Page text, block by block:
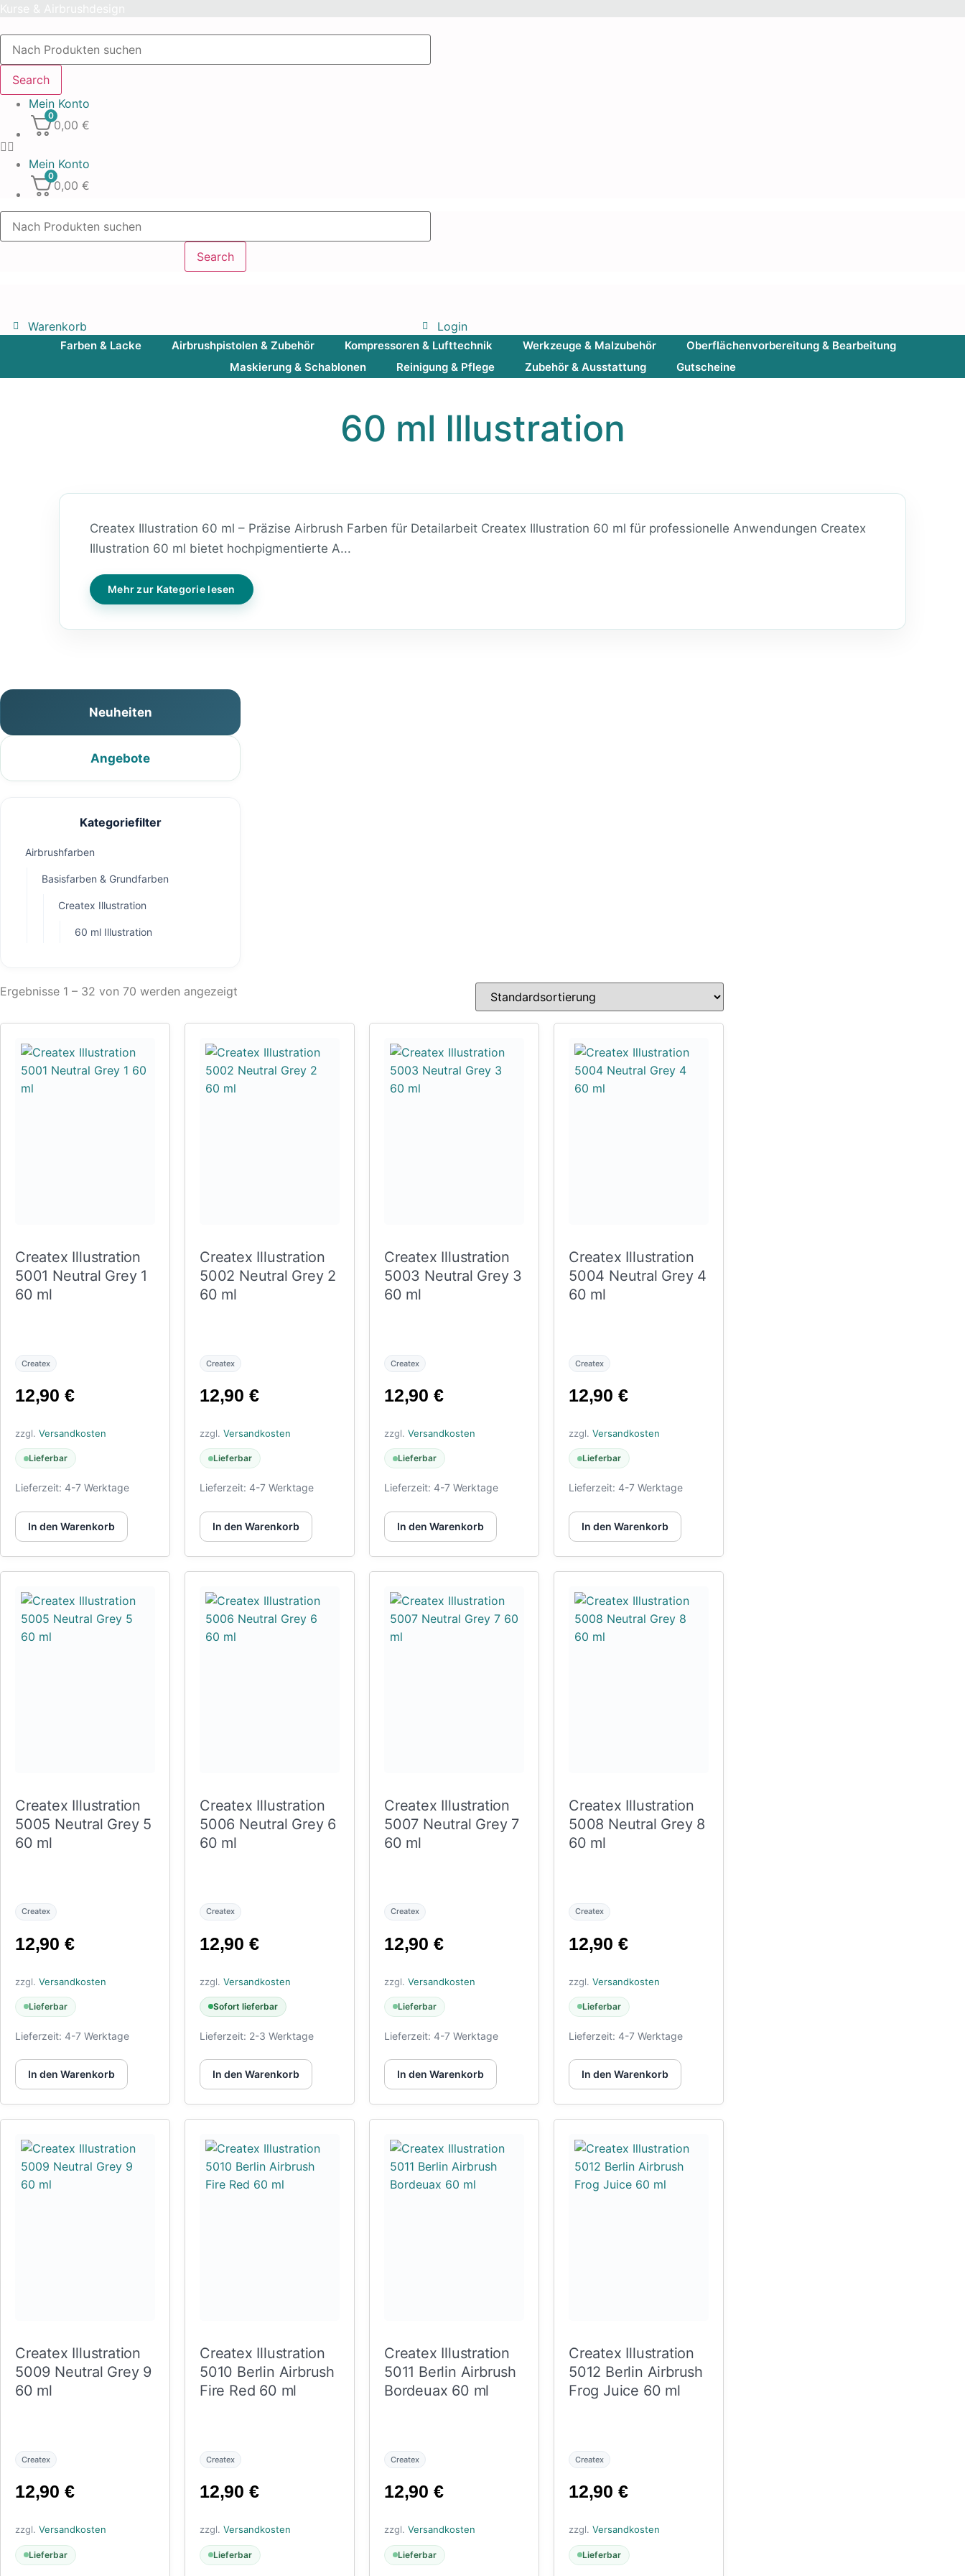
content
Products
search
Search
Mein Konto
0
0,00 €
Mein Konto
0
0,00 €
Products
search
Search
Warenkorb Login
Farben & Lacke Airbrushpistolen & Zubehör Kompressoren & Lufttechnik Werkzeuge & Malzubehör
Oberflächenvorbereitung & Bearbeitung
Maskierung & Schablonen
Reinigung & Pflege Zubehör & Ausstattung Gutscheine
60 ml Illustration
Createx Illustration 60 ml – Präzise Airbrush Farben für Detailarbeit Createx Illustration 60 ml für professionelle Anwendungen Createx
Illustration 60 ml bietet hochpigmentierte A...
Mehr zur Kategorie lesen
Neuheiten
Angebote
Kategoriefilter
Airbrushfarben
Basisfarben & Grundfarben
Createx Illustration
60 ml Illustration
Ergebnisse 1 – 32 von 70 werden angezeigt
Createx Illustration
5001 Neutral Grey 1
60 ml
Createx
12,90 €
zzgl. Versandkosten
Lieferbar
Lieferzeit: 4-7 Werktage
In den Warenkorb
Createx Illustration
5002 Neutral Grey 2
60 ml
Createx
12,90 €
zzgl. Versandkosten
Lieferbar
Lieferzeit: 4-7 Werktage
In den Warenkorb
Createx Illustration
5003 Neutral Grey 3
60 ml
Createx
12,90 €
zzgl. Versandkosten
Lieferbar
Lieferzeit: 4-7 Werktage
In den Warenkorb
Createx Illustration
5004 Neutral Grey 4
60 ml
Createx
12,90 €
zzgl. Versandkosten
Lieferbar
Lieferzeit: 4-7 Werktage
In den Warenkorb
Createx Illustration
5005 Neutral Grey 5
60 ml
Createx
12,90 €
zzgl. Versandkosten
Lieferbar
Lieferzeit: 4-7 Werktage
In den Warenkorb
Createx Illustration
5006 Neutral Grey 6
60 ml
Createx
12,90 €
zzgl. Versandkosten
Sofort lieferbar
Lieferzeit: 2-3 Werktage
In den Warenkorb
Createx Illustration
5007 Neutral Grey 7
60 ml
Createx
12,90 €
zzgl. Versandkosten
Lieferbar
Lieferzeit: 4-7 Werktage
In den Warenkorb
Createx Illustration
5008 Neutral Grey 8
60 ml
Createx
12,90 €
zzgl. Versandkosten
Lieferbar
Lieferzeit: 4-7 Werktage
In den Warenkorb
Createx Illustration
5009 Neutral Grey 9
60 ml
Createx
12,90 €
zzgl. Versandkosten
Lieferbar
Createx Illustration
5010 Berlin Airbrush
Fire Red 60 ml
Createx
12,90 €
zzgl. Versandkosten
Lieferbar
Createx Illustration
5011 Berlin Airbrush
Bordeuax 60 ml
Createx
12,90 €
zzgl. Versandkosten
Lieferbar
Createx Illustration
5012 Berlin Airbrush
Frog Juice 60 ml
Createx
12,90 €
zzgl. Versandkosten
Lieferbar